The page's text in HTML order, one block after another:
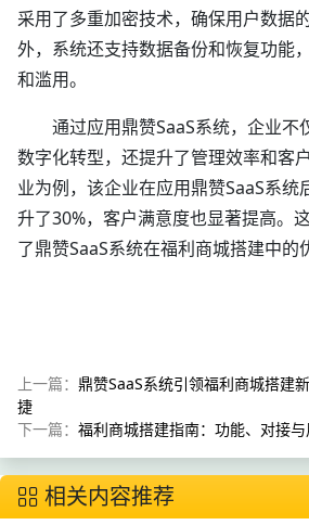
采用了多重加密技术，确保用户数据
外，系统还支持数据备份和恢复功能
和滥用。
通过应用鼎赞SaaS系统，企业不
数字化转型，还提升了管理效率和客
业为例，该企业在应用鼎赞SaaS系统
升了30%，客户满意度也显著提高。
了鼎赞SaaS系统在福利商城搭建中的
上一篇： 鼎赞SaaS系统引领福利商城搭建
捷
下一篇： 福利商城搭建指南：功能、对接
相关内容推荐